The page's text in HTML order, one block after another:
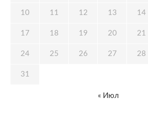
10 11 12 13 14
17 18 19 20 21
24 25 26 27 28
31
« Июл